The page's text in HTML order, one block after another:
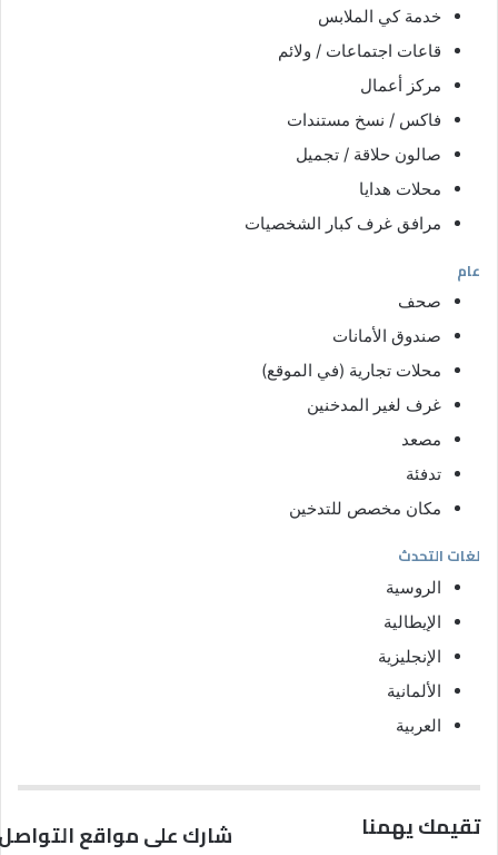
خدمة كي الملابس
قاعات اجتماعات / ولائم
مركز أعمال
فاكس / نسخ مستندات
صالون حلاقة / تجميل
محلات هدايا
مرافق غرف كبار الشخصيات
عام
صحف
صندوق الأمانات
محلات تجارية (في الموقع)
غرف لغير المدخنين
مصعد
تدفئة
مكان مخصص للتدخين
لغات التحدث
الروسية
الإيطالية
الإنجليزية
الألمانية
العربية
تقيمك يهمنا شارك على مواقع